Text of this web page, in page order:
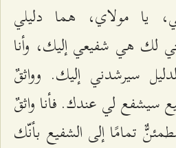
يا مولاي، هما دليلي
لك هي شفيعي إليك، وأنا
سيرشدني إليك. وواثقٌ
سيشفع لي عندك. فأنا واثقٌ
تمامًا إلى الشفيع بأنّك